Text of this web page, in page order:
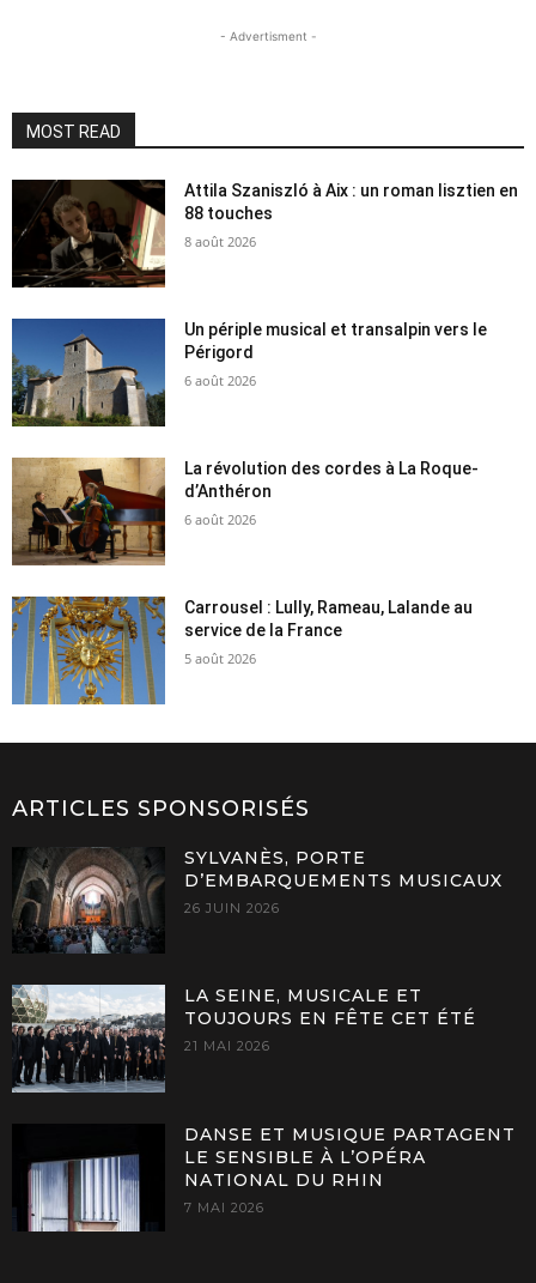
- Advertisment -
MOST READ
Attila Szaniszló à Aix : un roman lisztien en
88 touches
8 août 2026
Un périple musical et transalpin vers le
Périgord
6 août 2026
La révolution des cordes à La Roque-
d’Anthéron
6 août 2026
Carrousel : Lully, Rameau, Lalande au
service de la France
5 août 2026
ARTICLES SPONSORISÉS
SYLVANÈS, PORTE
D’EMBARQUEMENTS MUSICAUX
26 JUIN 2026
LA SEINE, MUSICALE ET
TOUJOURS EN FÊTE CET ÉTÉ
21 MAI 2026
DANSE ET MUSIQUE PARTAGENT
LE SENSIBLE À L’OPÉRA
NATIONAL DU RHIN
7 MAI 2026